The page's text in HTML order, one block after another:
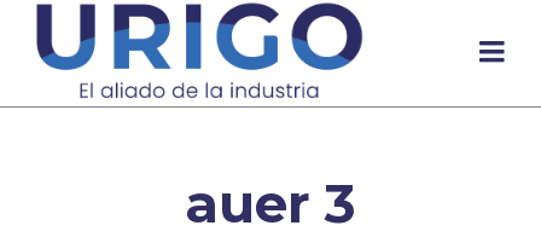
auer 3